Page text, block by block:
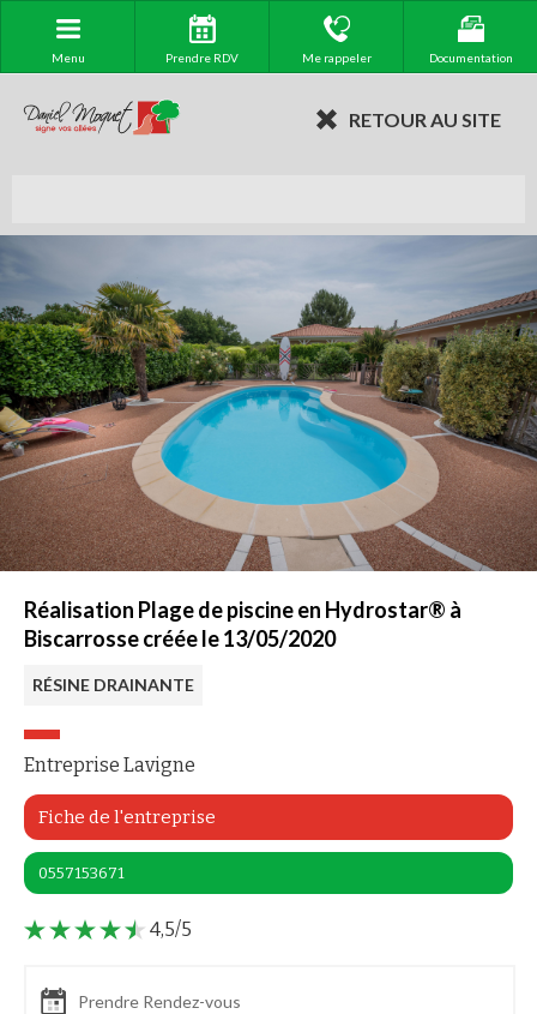
Menu Prendre RDV Me rappeler Documentation
RETOUR AU SITE
Réalisation Plage de piscine en Hydrostar® à
Biscarrosse créée le 13/05/2020
RÉSINE DRAINANTE
Entreprise Lavigne
Fiche de l'entreprise
0557153671
4,5/5
Prendre Rendez-vous